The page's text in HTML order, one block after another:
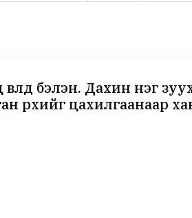
бэлэн. Дахин нэг
цахилгаанаар